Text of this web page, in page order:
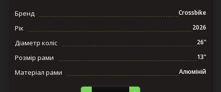
Бренд Crossbike
Рік 2026
Діаметр коліс 26"
Розмір рами 13"
Матеріал рами Алюміній